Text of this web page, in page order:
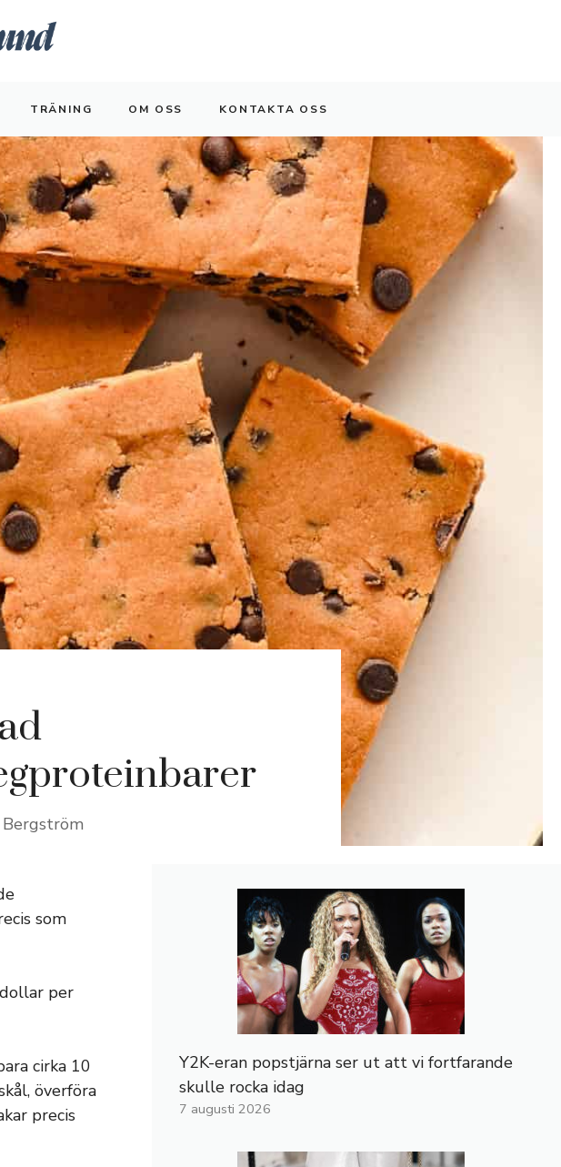
TRÄNING OM OSS KONTAKTA OSS
Bergström
som
per
cirka 10
överföra
precis
Y2K-eran popstjärna ser ut att vi fortfarande
skulle rocka idag
7 augusti 2026